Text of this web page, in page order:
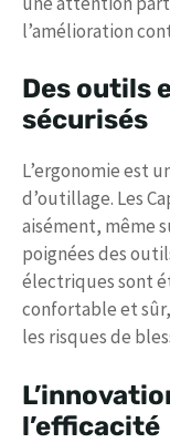
l’amélioration
Des outils
sécurisés
L’ergonomie est
d’outillage. Les
aisément, même
poignées des
électriques sont
confortable et
les risques de
l’efficacité